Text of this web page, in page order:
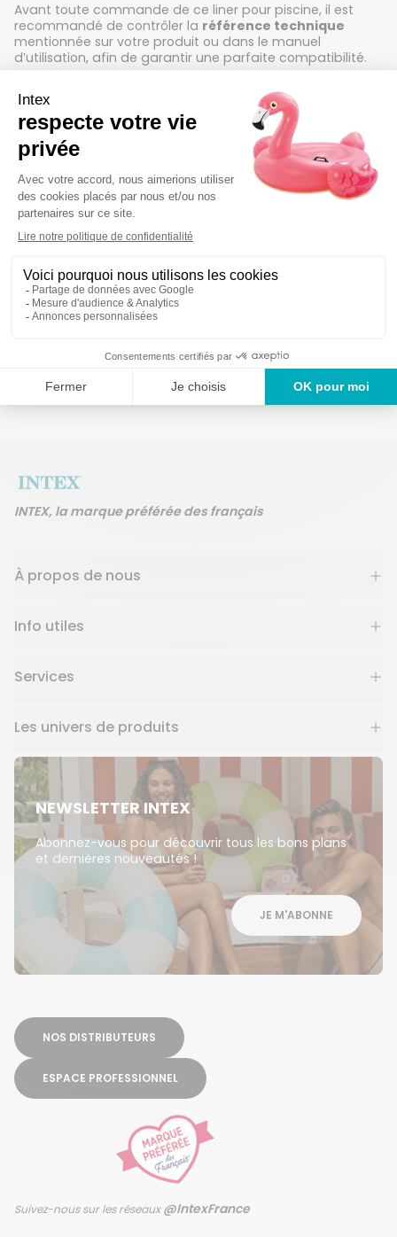
Avant toute commande de ce liner pour piscine, il est
recommandé de contrôler la référence technique
mentionnée sur votre produit ou dans le manuel
d’utilisation, afin de garantir une parfaite compatibilité.
Important
: ce liner est vendu seul. Il ne s’agit pas d’une
piscine complète : la structure, les accessoires ainsi que le
système de filtration ne sont pas fournis.
Détails techniques
Un service en France
Des produits garantis 2
INTEX, la marque préférée des français
À propos de nous
Info utiles
Services
Les univers de produits
NEWSLETTER INTEX
Abonnez-vous pour découvrir tous les bons plans
et dernières nouveautés !
JE M'ABONNE
NOS DISTRIBUTEURS
ESPACE PROFESSIONNEL
Suivez-nous sur les réseaux@IntexFrance